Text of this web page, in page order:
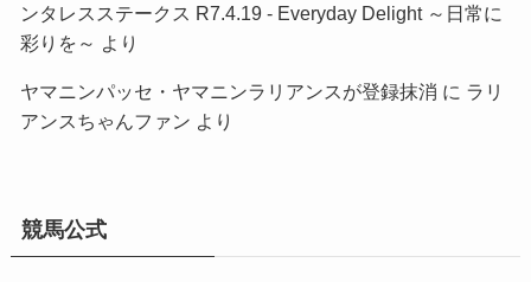
ンタレスステークス R7.4.19 - Everyday Delight ～日常に
彩りを～ より
ヤマニンパッセ・ヤマニンラリアンスが登録抹消 に ラリ
アンスちゃんファン より
競馬公式